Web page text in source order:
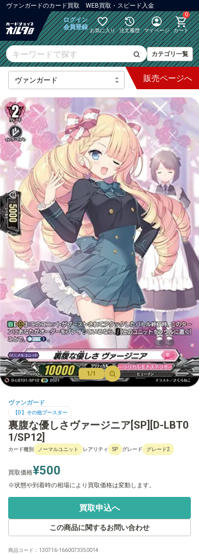
ヴァンガードのカード買取 WEB買取・スピード入金
ログイン
会員登録 お気に入り 注文履歴 マイページ
0
カート
カテゴリ一覧
最新弾
【DZ】ブースター
【DZ】その他ブースター
【DZ】デッキなど
【D】ブースター
【D】その他ブースター
【D】デッキなど
【DPR】PRカード
販売ページへ
1/1
ヴァンガード
【D】その他ブースター
裏腹な優しさヴァージニア[SP][D-LBT0
1/SP12]
カード種別 ノーマルユニット レアリティ SP グレード グレード2
買取価格¥500
状態や到着時の相場により買取価格は変動します。
買取申込へ
この商品に関するお問い合わせ
商品コード： 130716-1660073350014